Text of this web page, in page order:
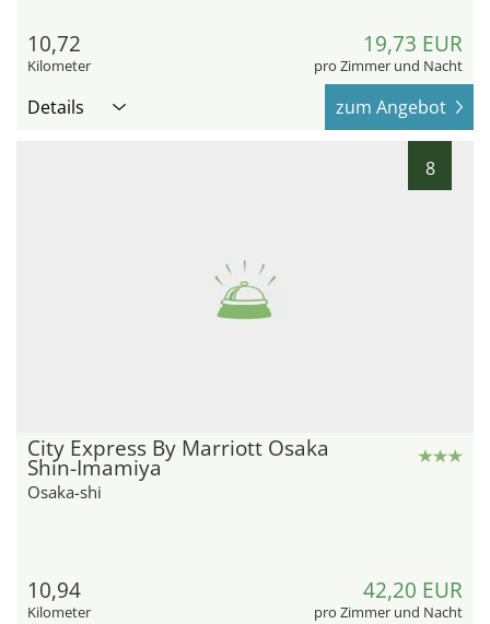
10,72
Kilometer
19,73 EUR
pro Zimmer und Nacht
Details zum Angebot
8
City Express By Marriott Osaka
Shin-Imamiya
Osaka-shi
10,94
Kilometer
42,20 EUR
pro Zimmer und Nacht